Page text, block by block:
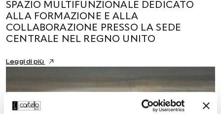
SPAZIO MULTIFUNZIONALE DEDICATO
ALLA FORMAZIONE E ALLA
COLLABORAZIONE PRESSO LA SEDE
CENTRALE NEL REGNO UNITO
Leggi di più